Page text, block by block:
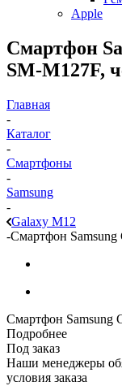
Apple
Смартфон
SM-M127F,
Главная
-
Каталог
-
Смартфоны
-
Samsung
-
Galaxy M12
-Смартфон
Смартфон Samsung
Подробнее
Под заказ
Наши менеджеры
условия заказа